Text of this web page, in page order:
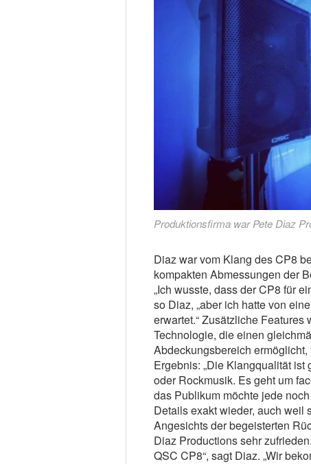
Produktionsfirma war Pete Diaz
Diaz war vom Klang des CP8
kompakten Abmessungen der
„Ich wusste, dass der CP8 für
so Diaz, „aber ich hatte von
erwartet.“ Zusätzliche
Technologie, die einen
Abdeckungsbereich
Ergebnis: „Die Klangqualität
oder Rockmusik. Es geht um
das Publikum möchte jede
Details exakt wieder, auch weil
Angesichts der begeisterten
Diaz Productions sehr
QSC CP8“, sagt Diaz. „Wir